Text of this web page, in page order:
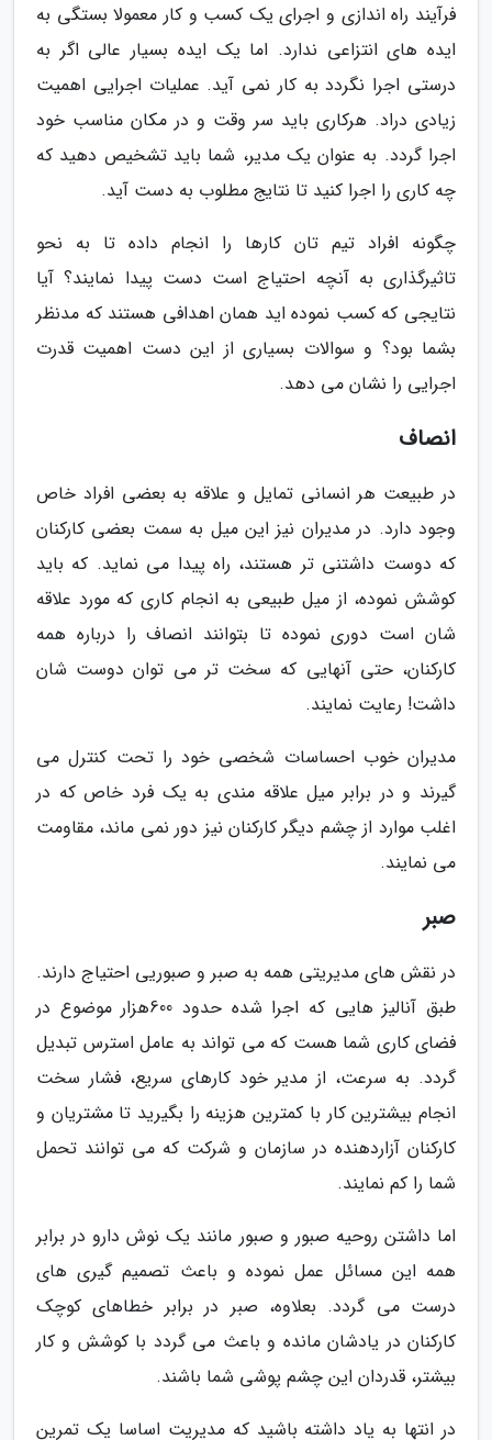
فرآیند راه اندازی و اجرای یک کسب و کار معمولا بستگی به
ایده های انتزاعی ندارد. اما یک ایده بسیار عالی اگر به
درستی اجرا نگردد به کار نمی آید. عملیات اجرایی اهمیت
زیادی دراد. هرکاری باید سر وقت و در مکان مناسب خود
اجرا گردد. به عنوان یک مدیر، شما باید تشخیص دهید که
چه کاری را اجرا کنید تا نتایج مطلوب به دست آید.
چگونه افراد تیم تان کارها را انجام داده تا به نحو
تاثیرگذاری به آنچه احتیاج است دست پیدا نمایند؟ آیا
نتایجی که کسب نموده اید همان اهدافی هستند که مدنظر
بشما بود؟ و سوالات بسیاری از این دست اهمیت قدرت
اجرایی را نشان می دهد.
انصاف
در طبیعت هر انسانی تمایل و علاقه به بعضی افراد خاص
وجود دارد. در مدیران نیز این میل به سمت بعضی کارکنان
که دوست داشتنی تر هستند، راه پیدا می نماید. که باید
کوشش نموده، از میل طبیعی به انجام کاری که مورد علاقه
شان است دوری نموده تا بتوانند انصاف را درباره همه
کارکنان، حتی آنهایی که سخت تر می توان دوست شان
داشت! رعایت نمایند.
مدیران خوب احساسات شخصی خود را تحت کنترل می
گیرند و در برابر میل علاقه مندی به یک فرد خاص که در
اغلب موارد از چشم دیگر کارکنان نیز دور نمی ماند، مقاومت
می نمایند.
صبر
در نقش های مدیریتی همه به صبر و صبوریی احتیاج دارند.
طبق آنالیز هایی که اجرا شده حدود 600هزار موضوع در
فضای کاری شما هست که می تواند به عامل استرس تبدیل
گردد. به سرعت، از مدیر خود کارهای سریع، فشار سخت
انجام بیشترین کار با کمترین هزینه را بگیرید تا مشتریان و
کارکنان آزاردهنده در سازمان و شرکت که می توانند تحمل
شما را کم نمایند.
اما داشتن روحیه صبور و صبور مانند یک نوش دارو در برابر
همه این مسائل عمل نموده و باعث تصمیم گیری های
درست می گردد. بعلاوه، صبر در برابر خطاهای کوچک
کارکنان در یادشان مانده و باعث می گردد با کوشش و کار
بیشتر، قدردان این چشم پوشی شما باشند.
در انتها به یاد داشته باشید که مدیریت اساسا یک تمرین